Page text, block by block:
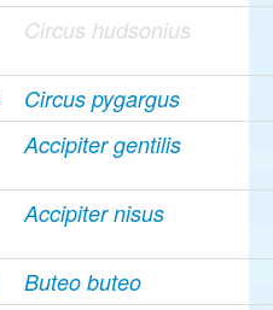
Circus hudsonius
Circus pygargus
Accipiter gentilis
Accipiter nisus
Buteo buteo